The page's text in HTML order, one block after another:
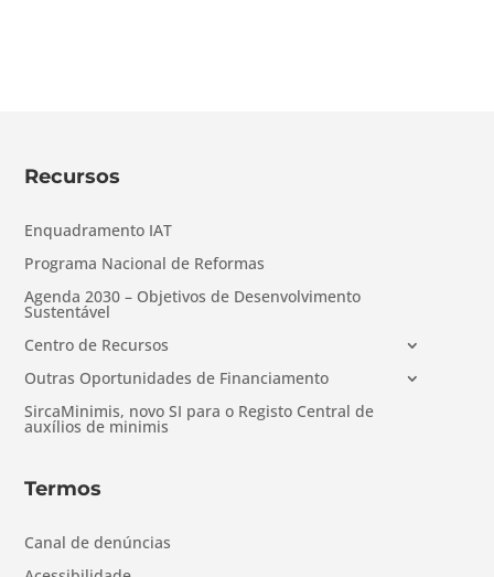
Recursos
Enquadramento IAT
Programa Nacional de Reformas
Agenda 2030 – Objetivos de Desenvolvimento
Sustentável
Centro de Recursos
Outras Oportunidades de Financiamento
SircaMinimis, novo SI para o Registo Central de
auxílios de minimis
Termos
Canal de denúncias